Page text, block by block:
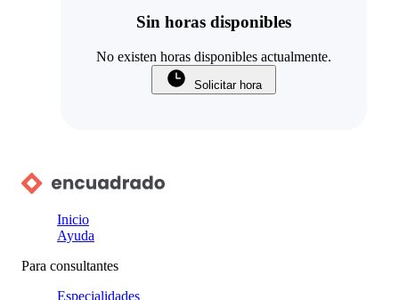
Sin horas disponibles
No existen horas disponibles actualmente.
Solicitar hora
Inicio
Ayuda
Para consultantes
Especialidades